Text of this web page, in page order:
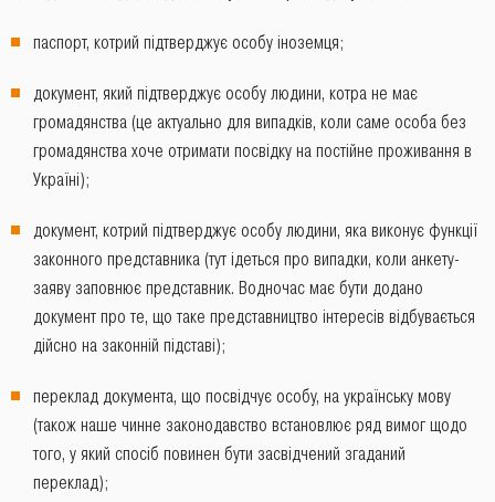
паспорт, котрий підтверджує особу іноземця;
документ, який підтверджує особу людини, котра не має
громадянства (це актуально для випадків, коли саме особа без
громадянства хоче отримати посвідку на постійне проживання в
Україні);
документ, котрий підтверджує особу людини, яка виконує функції
законного представника (тут ідеться про випадки, коли анкету-
заяву заповнює представник. Водночас має бути додано
документ про те, що таке представництво інтересів відбувається
дійсно на законній підставі);
переклад документа, що посвідчує особу, на українську мову
(також наше чинне законодавство встановлює ряд вимог щодо
того, у який спосіб повинен бути засвідчений згаданий
переклад);